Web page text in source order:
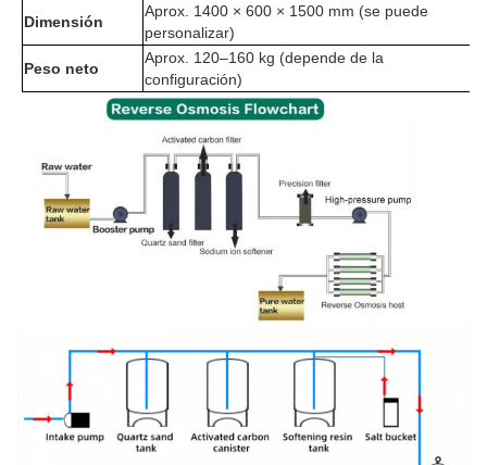
Dimensión
Aprox. 1400 × 600 × 1500 mm (se puede
personalizar)
Peso neto
Aprox. 120–160 kg (depende de la
configuración)